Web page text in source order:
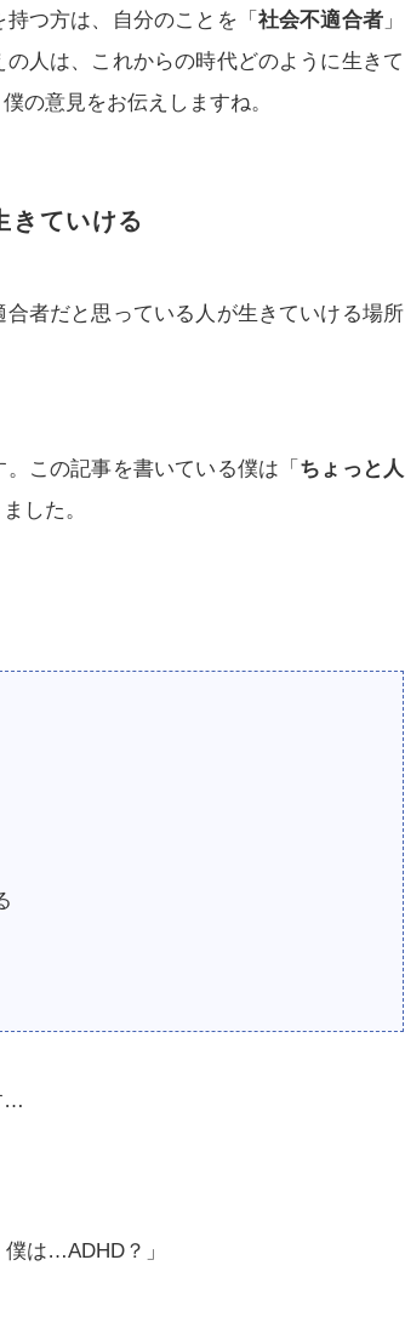
つ方は、自分のことを「 社会不適合者 」
人は、これからの時代どのように生きて
の意見をお伝えしますね。
きていける
者だと思っている人が生きていける場所
この記事を書いている僕は「 ちょっと人
した。
…
僕は…ADHD？」